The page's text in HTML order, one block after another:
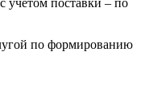
по формированию